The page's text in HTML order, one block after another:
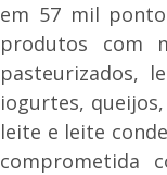
em 57 mil
produtos com
pasteurizados,
iogurtes,
leite e leite
comprometida